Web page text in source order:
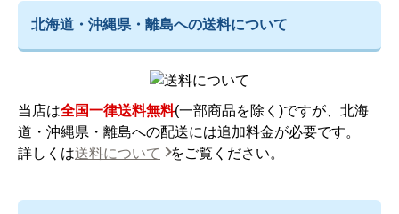
北海道・沖縄県・離島への送料について
当店は全国一律送料無料(一部商品を除く)ですが、北海
道・沖縄県・離島への配送には追加料金が必要です。
詳しくは送料について をご覧ください。